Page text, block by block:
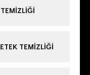
TEMIZLIĞI